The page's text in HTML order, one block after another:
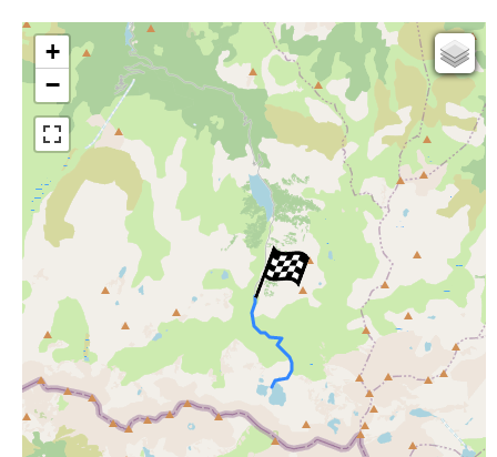
+
−
Cartes IGN
Open Topo Map
Open Street Map
ESRI Word Imagery
Photographies aériennes